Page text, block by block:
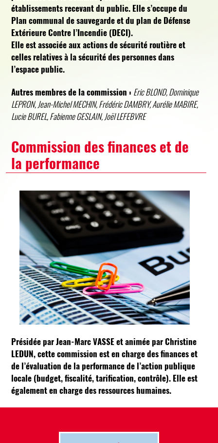
établissements recevant du public. Elle s’occupe du
Plan communal de sauvegarde et du plan de Défense
Extérieure Contre l’Incendie (DECI).
Elle est associée aux actions de sécurité routière et
celles relatives à la sécurité des personnes dans
l’espace public.
Autres membres de la commission : Eric BLOND, Dominique
LEPRON, Jean-Michel MECHIN, Frédéric DAMBRY, Aurélie MABIRE,
Lucie BUREL, Fabienne GESLAIN, Joël LEFEBVRE
Commission des finances et de
la performance
Présidée par Jean-Marc VASSE et animée par Christine
LEDUN, cette commission est en charge des finances et
de l’évaluation de la performance de l’action publique
locale (budget, fiscalité, tarification, contrôle). Elle est
également en charge des ressources humaines.